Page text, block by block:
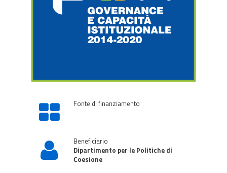
Fonte di finanziamento
Beneficiario
Dipartimento per le Politiche di
Coesione